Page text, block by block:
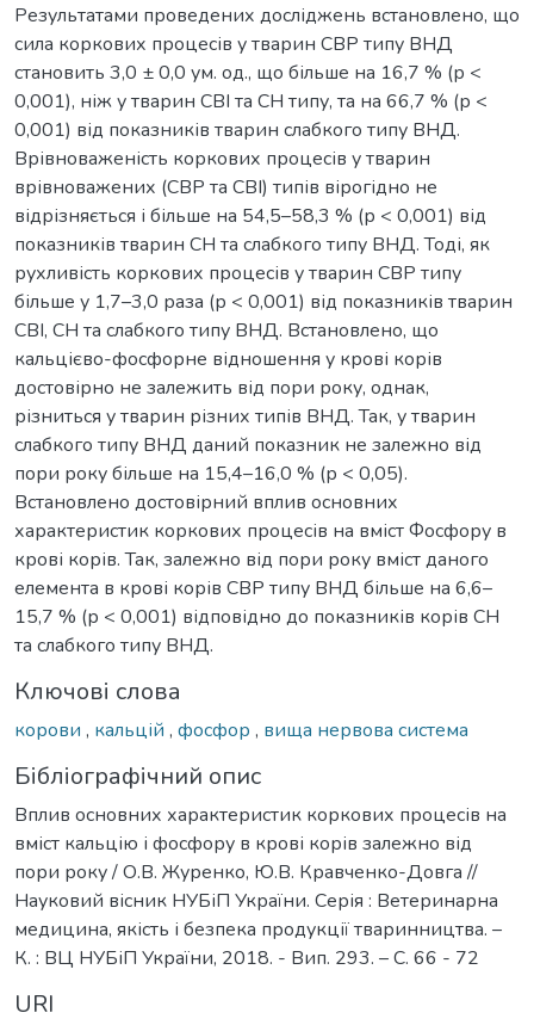
Результатами проведених досліджень встановлено, що
сила коркових процесів у тварин СВР типу ВНД
становить 3,0 ± 0,0 ум. од., що більше на 16,7 % (р <
0,001), ніж у тварин СВІ та СН типу, та на 66,7 % (р <
0,001) від показників тварин слабкого типу ВНД.
Врівноваженість коркових процесів у тварин
врівноважених (СВР та СВІ) типів вірогідно не
відрізняється і більше на 54,5–58,3 % (р < 0,001) від
показників тварин СН та слабкого типу ВНД. Тоді, як
рухливість коркових процесів у тварин СВР типу
більше у 1,7–3,0 раза (р < 0,001) від показників тварин
СВІ, СН та слабкого типу ВНД. Встановлено, що
кальцієво-фосфорне відношення у крові корів
достовірно не залежить від пори року, однак,
різниться у тварин різних типів ВНД. Так, у тварин
слабкого типу ВНД даний показник не залежно від
пори року більше на 15,4–16,0 % (р < 0,05).
Встановлено достовірний вплив основних
характеристик коркових процесів на вміст Фосфору в
крові корів. Так, залежно від пори року вміст даного
елемента в крові корів СВР типу ВНД більше на 6,6–
15,7 % (р < 0,001) відповідно до показників корів СН
та слабкого типу ВНД.
Ключові слова
корови , кальцій , фосфор , вища нервова система
Бібліографічний опис
Вплив основних характеристик коркових процесів на
вміст кальцію і фосфору в крові корів залежно від
пори року / О.В. Журенко, Ю.В. Кравченко-Довга //
Науковий вісник НУБіП України. Серія : Ветеринарна
медицина, якість і безпека продукції тваринництва. –
К. : ВЦ НУБіП України, 2018. - Вип. 293. – С. 66 - 72
URI